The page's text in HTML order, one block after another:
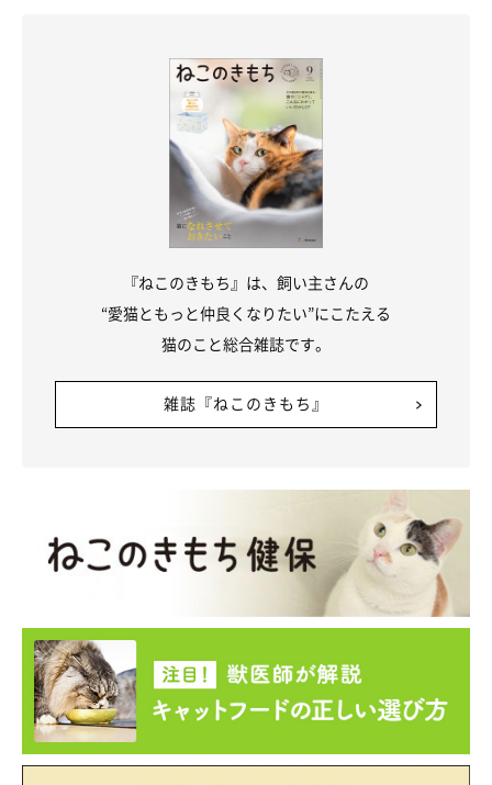
『ねこのきもち』は、飼い主さんの
“愛猫ともっと仲良くなりたい”にこたえる
猫のこと総合雑誌です。
雑誌『ねこのきもち』